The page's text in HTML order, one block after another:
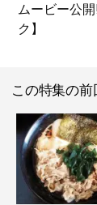
ムービー公
ク】
この特集の前